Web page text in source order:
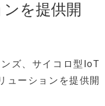
を提供開
ズ、サイコロ型IoT
ューションを提供開